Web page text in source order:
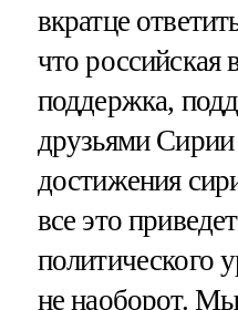
вкратце
что российская
поддержка,
друзьями
достижения
все это
политического
не наоборот.